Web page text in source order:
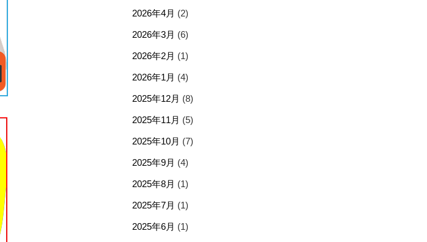
2026年4月 (2)
2026年3月 (6)
2026年2月 (1)
2026年1月 (4)
2025年12月 (8)
2025年11月 (5)
2025年10月 (7)
2025年9月 (4)
2025年8月 (1)
2025年7月 (1)
2025年6月 (1)